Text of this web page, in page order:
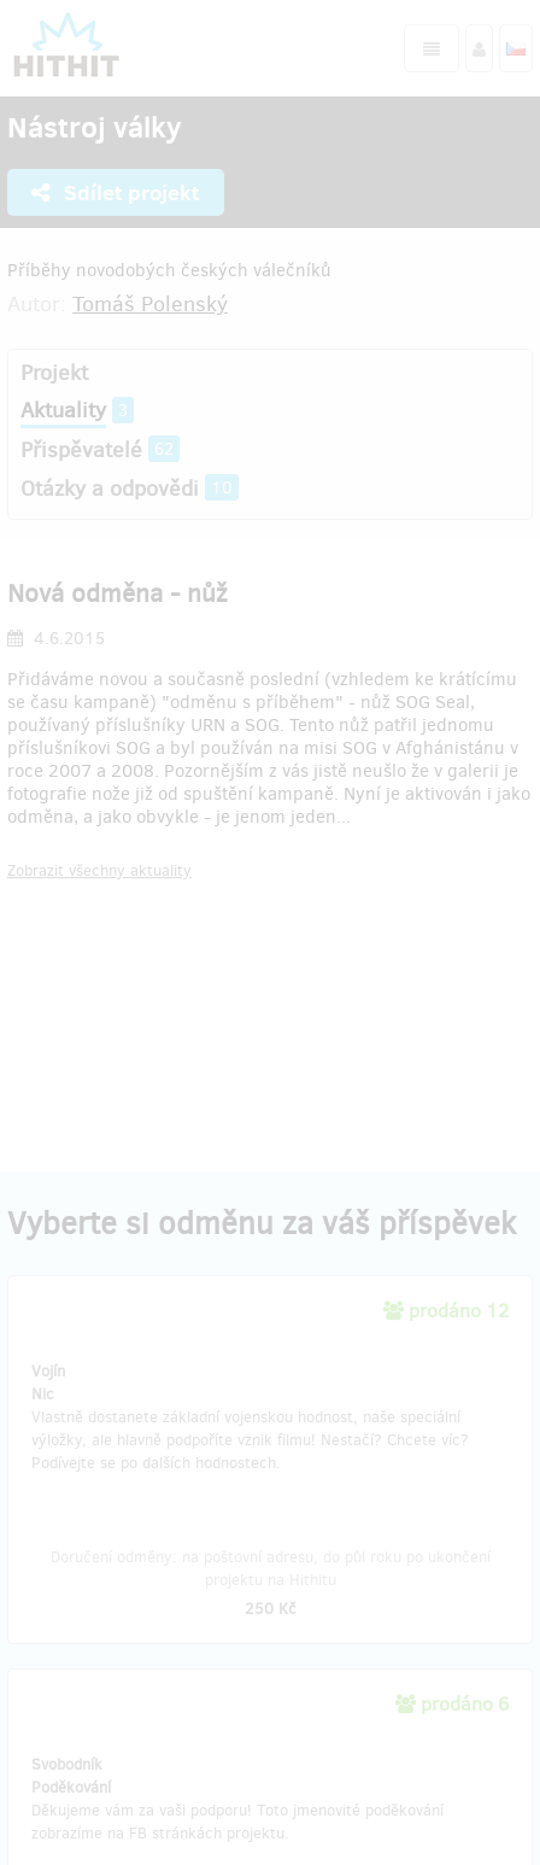
Nástroj války
Sdílet projekt
Příběhy novodobých českých válečníků
Tomáš Polenský
Projekt
Aktuality 3
Přispěvatelé 62
Otázky a odpovědi 10
Nová odměna - nůž
4.6.2015
Přidáváme novou a současně poslední (vzhledem ke krátícímu
se času kampaně) "odměnu s příběhem" - nůž SOG Seal,
používaný příslušníky URN a SOG. Tento nůž patřil jednomu
příslušníkovi SOG a byl používán na misi SOG v Afghánistánu v
roce 2007 a 2008. Pozornějším z vás jistě neušlo že v galerii je
fotografie nože již od spuštění kampaně. Nyní je aktivován i jako
odměna, a jako obvykle - je jenom jeden...
Zobrazit všechny aktuality
Vyberte si odměnu za váš příspěvek
prodáno 12
Vojín
Nic
Vlastně dostanete základní vojenskou hodnost, naše speciální
výložky, ale hlavně podpoříte vznik filmu! Nestačí? Chcete víc?
Podívejte se po dalších hodnostech.
250 Kč
prodáno 6
Svobodník
Poděkování
Děkujeme vám za vaši podporu! Toto jmenovité poděkování
zobrazíme na FB stránkách projektu.